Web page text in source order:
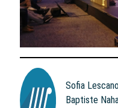
Sofia
Baptiste